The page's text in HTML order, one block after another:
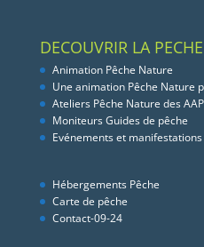
DECOUVRIR LA PECHE
Animation Pêche Nature
Une animation Pêche Nature
Ateliers Pêche Nature des
Moniteurs Guides de pêche
Evénements et manifestations
Hébergements Pêche
Carte de pêche
Contact-09-24